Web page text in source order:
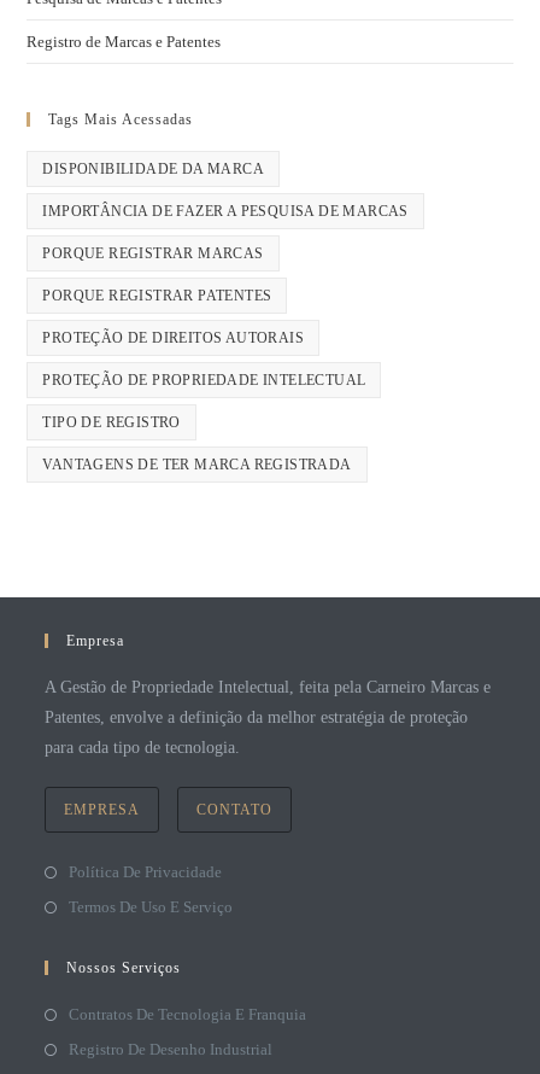
Registro de Marcas e Patentes
Tags Mais Acessadas
DISPONIBILIDADE DA MARCA
IMPORTÂNCIA DE FAZER A PESQUISA DE MARCAS
PORQUE REGISTRAR MARCAS
PORQUE REGISTRAR PATENTES
PROTEÇÃO DE DIREITOS AUTORAIS
PROTEÇÃO DE PROPRIEDADE INTELECTUAL
TIPO DE REGISTRO
VANTAGENS DE TER MARCA REGISTRADA
Empresa
A Gestão de Propriedade Intelectual, feita pela Carneiro Marcas e
Patentes, envolve a definição da melhor estratégia de proteção
para cada tipo de tecnologia.
EMPRESA CONTATO
Política De Privacidade
Termos De Uso E Serviço
Nossos Serviços
Contratos De Tecnologia E Franquia
Registro De Desenho Industrial